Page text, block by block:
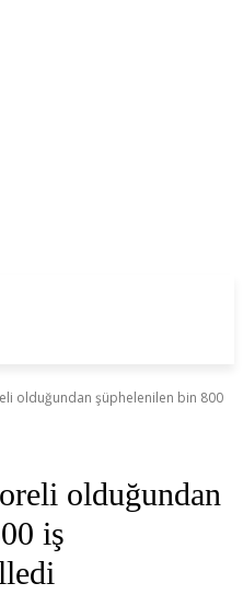
olduğundan şüphelenilen bin 800
olduğundan
iş